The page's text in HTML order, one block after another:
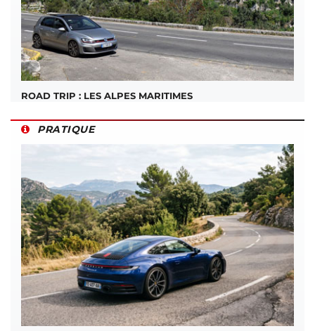
ROAD TRIP : LES ALPES MARITIMES
PRATIQUE